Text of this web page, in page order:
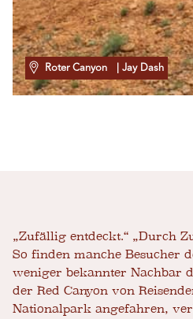
Roter Canyon | Jay Dash
„Zufällig entdeckt.“ „Durch
So finden manche Besucher
weniger bekannter Nachbar
der Red Canyon von
Nationalpark angefahren,